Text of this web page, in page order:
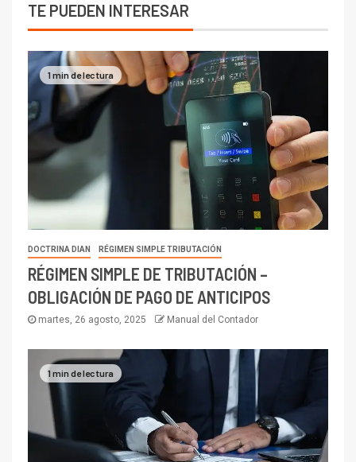
TE PUEDEN INTERESAR
1 min de lectura
DOCTRINA DIAN RÉGIMEN SIMPLE TRIBUTACIÓN
RÉGIMEN SIMPLE DE TRIBUTACIÓN –
OBLIGACIÓN DE PAGO DE ANTICIPOS
martes, 26 agosto, 2025 Manual del Contador
1 min de lectura